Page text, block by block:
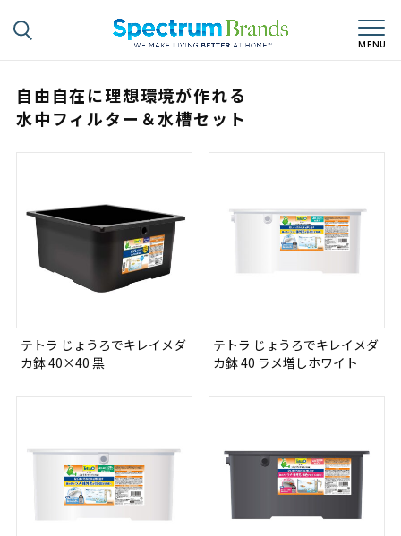
自由自在に理想環境が作れる
水中フィルター＆水槽セット
テトラ じょうろでキレイメダ
カ鉢 40×40 黒
テトラ じょうろでキレイメダ
カ鉢 40 ラメ増しホワイト